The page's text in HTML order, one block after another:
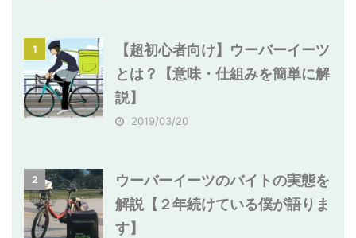
1
【超初心者向け】ウーバーイーツ
とは？【意味・仕組みを簡単に解
説】
2019/03/20
2
ウーバーイーツのバイトの実態を
解説【２年続けている僕が語りま
す】